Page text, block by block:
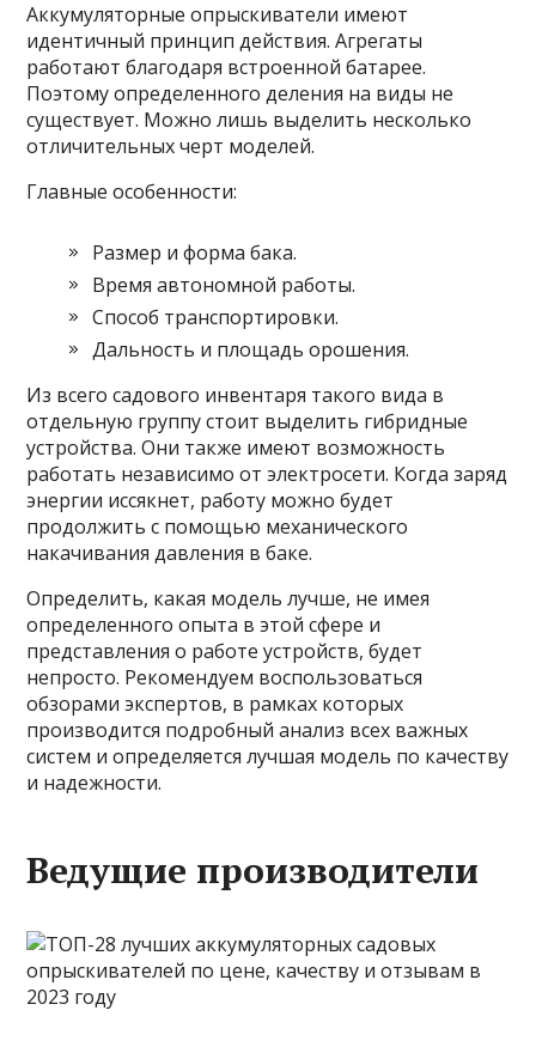
Аккумуляторные опрыскиватели имеют
идентичный принцип действия. Агрегаты
работают благодаря встроенной батарее.
Поэтому определенного деления на виды не
существует. Можно лишь выделить несколько
отличительных черт моделей.
Главные особенности:
Размер и форма бака.
Время автономной работы.
Способ транспортировки.
Дальность и площадь орошения.
Из всего садового инвентаря такого вида в
отдельную группу стоит выделить гибридные
устройства. Они также имеют возможность
работать независимо от электросети. Когда заряд
энергии иссякнет, работу можно будет
продолжить с помощью механического
накачивания давления в баке.
Определить, какая модель лучше, не имея
определенного опыта в этой сфере и
представления о работе устройств, будет
непросто. Рекомендуем воспользоваться
обзорами экспертов, в рамках которых
производится подробный анализ всех важных
систем и определяется лучшая модель по качеству
и надежности.
Ведущие производители